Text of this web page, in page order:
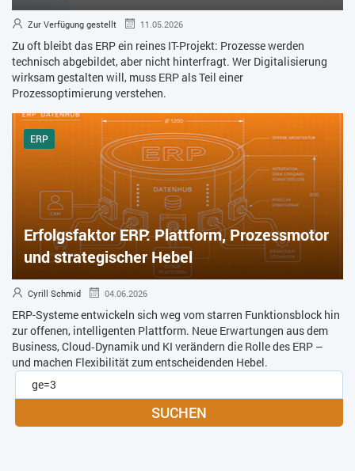
Zur Verfügung gestellt 11.05.2026
Zu oft bleibt das ERP ein reines IT-Projekt: Prozesse werden
technisch abgebildet, aber nicht hinterfragt. Wer Digitalisierung
wirksam gestalten will, muss ERP als Teil einer
Prozessoptimierung verstehen.
ERP
Erfolgsfaktor ERP: Plattform, Prozessmotor
und strategischer Hebel
Cyrill Schmid 04.06.2026
ERP-Systeme entwickeln sich weg vom starren Funktionsblock hin
zur offenen, intelligenten Plattform. Neue Erwartungen aus dem
Business, Cloud‑Dynamik und KI verändern die Rolle des ERP –
und machen Flexibilität zum entscheidenden Hebel.
SUCHEN